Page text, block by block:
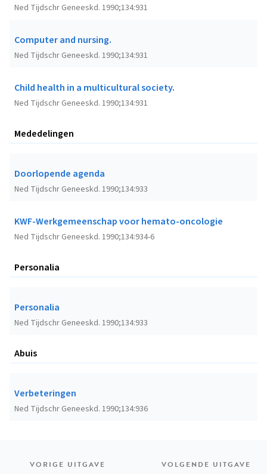
Ned Tijdschr Geneeskd. 1990;134:931
Computer and nursing.
Ned Tijdschr Geneeskd. 1990;134:931
Child health in a multicultural society.
Ned Tijdschr Geneeskd. 1990;134:931
Mededelingen
Doorlopende agenda
Ned Tijdschr Geneeskd. 1990;134:933
KWF-Werkgemeenschap voor hemato-oncologie
Ned Tijdschr Geneeskd. 1990;134:934-6
Personalia
Personalia
Ned Tijdschr Geneeskd. 1990;134:933
Abuis
Verbeteringen
Ned Tijdschr Geneeskd. 1990;134:936
VORIGE UITGAVE VOLGENDE UITGAVE